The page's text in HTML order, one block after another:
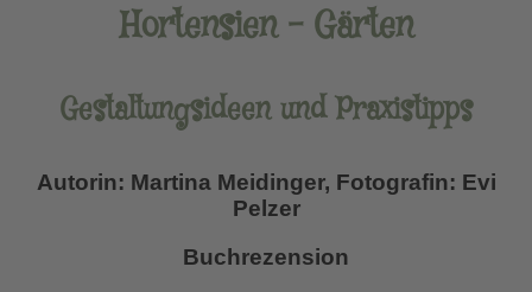
Hortensien – Gärten
Gestaltungsideen und Praxistipps
Autorin: Martina Meidinger, Fotografin: Evi
Pelzer
Buchrezension